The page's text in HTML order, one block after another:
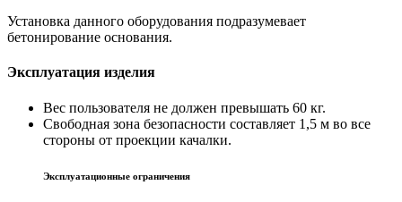
Установка данного оборудования подразумевает
бетонирование основания.
Эксплуатация изделия
Вес пользователя не должен превышать 60 кг.
Свободная зона безопасности составляет 1,5 м во все
стороны от проекции качалки.
Эксплуатационные ограничения